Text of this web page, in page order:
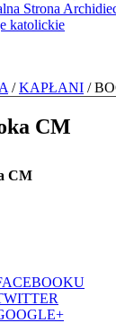
Strona
katolickie
/KAPŁANI /
CM
CM